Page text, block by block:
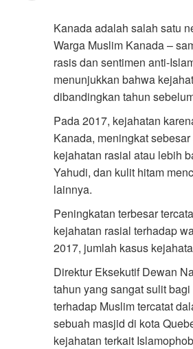
Kanada adalah salah satu
Warga Muslim Kanada –
rasis dan sentimen anti-
menunjukkan bahwa
dibandingkan tahun
Pada 2017, kejahatan
Kanada, meningkat
kejahatan rasial atau lebih
Yahudi, dan kulit hitam
lainnya.
Peningkatan terbesar
kejahatan rasial terhadap
2017, jumlah kasus
Direktur Eksekutif Dewan
tahun yang sangat sulit
terhadap Muslim tercatat
sebuah masjid di kota
kejahatan terkait